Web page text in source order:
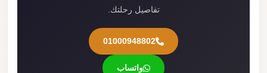
تفاصيل رحلتك.
01000948802
واتساب